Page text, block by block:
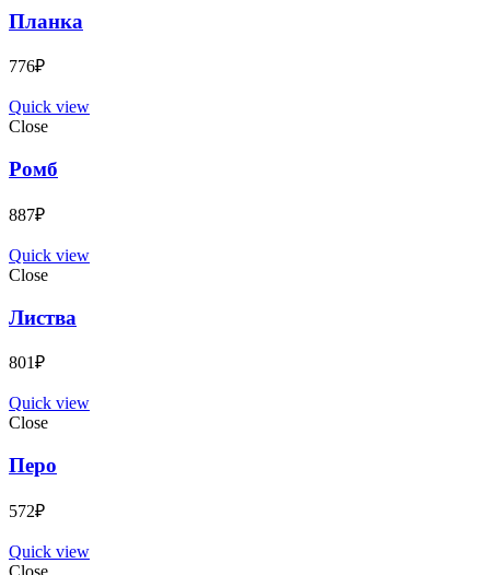
Планка
776₽
Quick view
Close
Ромб
887₽
Quick view
Close
Листва
801₽
Quick view
Close
Перо
572₽
Quick view
Close